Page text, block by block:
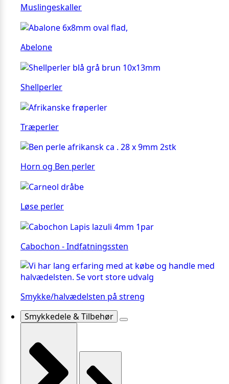
Muslingeskaller
Abelone
Shellperler
Træperler
Horn og Ben perler
Løse perler
Cabochon - Indfatningssten
Smykke/halvædelsten på streng
Smykkedele & Tilbehør